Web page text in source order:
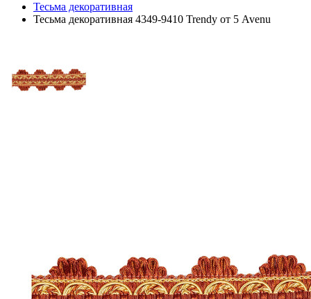
Тесьма декоративная
Тесьма декоративная 4349-9410 Trendy от 5 Avenu